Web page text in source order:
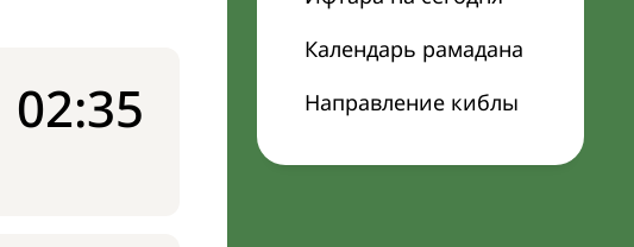
Календарь рамадана
Направление киблы
02:35